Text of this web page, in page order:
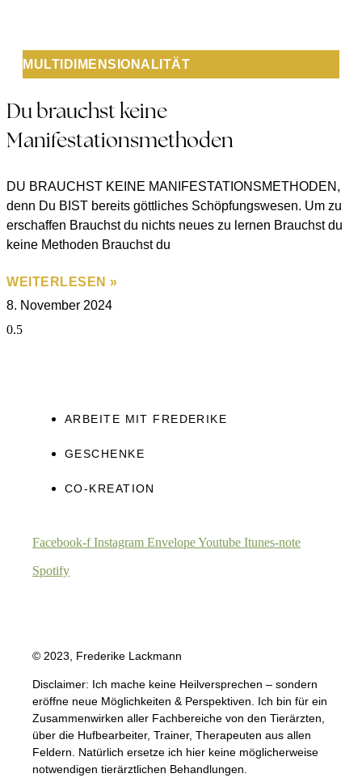
MULTIDIMENSIONALITÄT
Du brauchst keine
Manifestationsmethoden
DU BRAUCHST KEINE MANIFESTATIONSMETHODEN,
denn Du BIST bereits göttliches Schöpfungswesen. Um zu
erschaffen Brauchst du nichts neues zu lernen Brauchst du
keine Methoden Brauchst du
WEITERLESEN »
8. November 2024
ARBEITE MIT FREDERIKE
GESCHENKE
CO-KREATION
Facebook-f Instagram EnvelopeYoutube Itunes-note
Spotify
© 2023, Frederike Lackmann
Disclaimer: Ich mache keine Heilversprechen – sondern
eröffne neue Möglichkeiten & Perspektiven. Ich bin für ein
Zusammenwirken aller Fachbereiche von den Tierärzten,
über die Hufbearbeiter, Trainer, Therapeuten aus allen
Feldern. Natürlich ersetze ich hier keine möglicherweise
notwendigen tierärztlichen Behandlungen.